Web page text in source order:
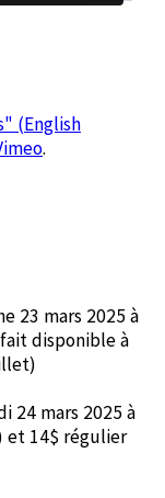
(English
.
23 mars 2025 à
disponible à
24 mars 2025 à
et 14$ régulier